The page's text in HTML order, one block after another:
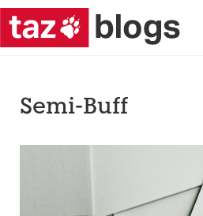
Semi-Buff